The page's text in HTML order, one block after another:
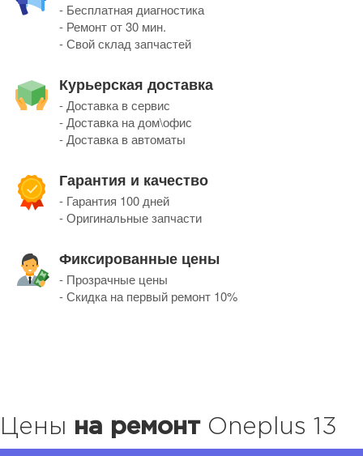
- Бесплатная диагностика
- Ремонт от 30 мин.
- Свой склад запчастей
Курьерская доставка
- Доставка в сервис
- Доставка на дом\офис
- Доставка в автоматы
Гарантия и качество
- Гарантия 100 дней
- Оригинальные запчасти
Фиксированные цены
- Прозрачные цены
- Скидка на первый ремонт 10%
Цены на ремонтOneplus 13